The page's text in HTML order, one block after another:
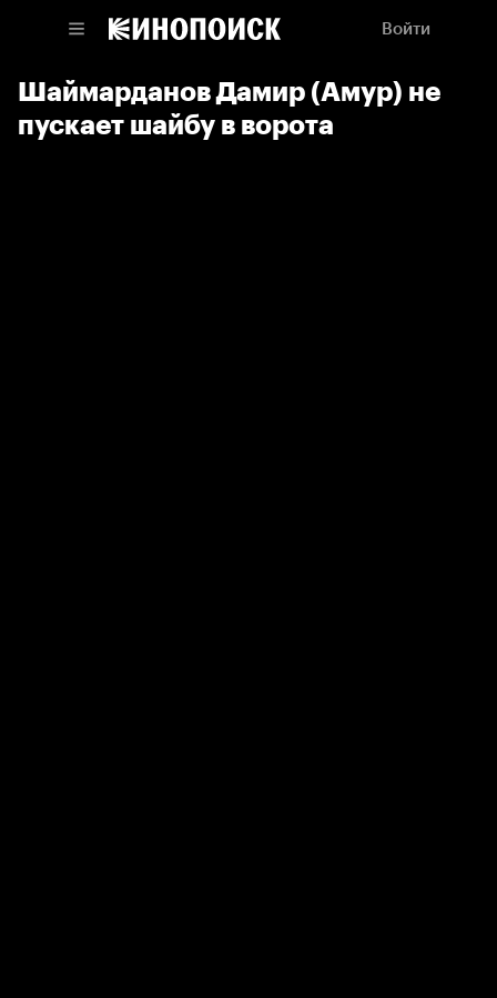
Войти
Шаймарданов Дамир (Амур) не
пускает шайбу в ворота